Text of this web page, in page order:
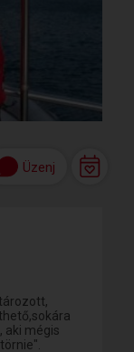
Üzenj
aki mégis